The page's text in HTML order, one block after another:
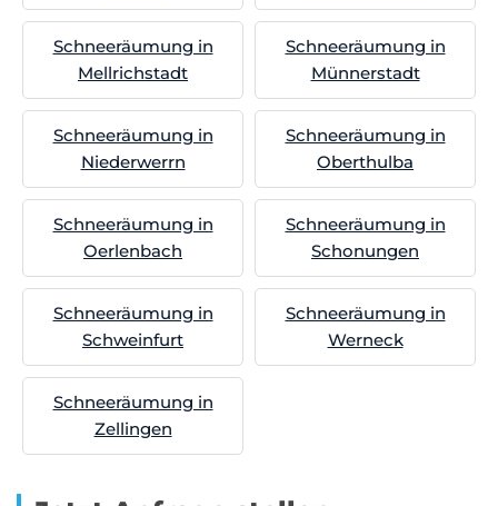
Schneeräumung in
Mellrichstadt
Schneeräumung in
Münnerstadt
Schneeräumung in
Niederwerrn
Schneeräumung in
Oberthulba
Schneeräumung in
Oerlenbach
Schneeräumung in
Schonungen
Schneeräumung in
Schweinfurt
Schneeräumung in
Werneck
Schneeräumung in
Zellingen